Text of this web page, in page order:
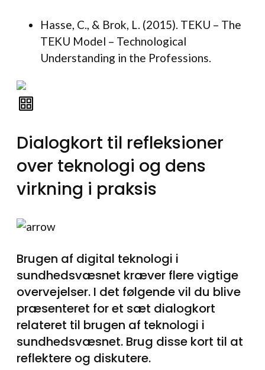
Hasse, C., & Brok, L. (2015). TEKU – The
TEKU Model – Technological
Understanding in the Professions.
Dialogkort til refleksioner
over teknologi og dens
virkning i praksis
Brugen af digital teknologi i
sundhedsvæsnet kræver flere vigtige
overvejelser. I det følgende vil du blive
præsenteret for et sæt dialogkort
relateret til brugen af teknologi i
sundhedsvæsnet. Brug disse kort til at
reflektere og diskutere.